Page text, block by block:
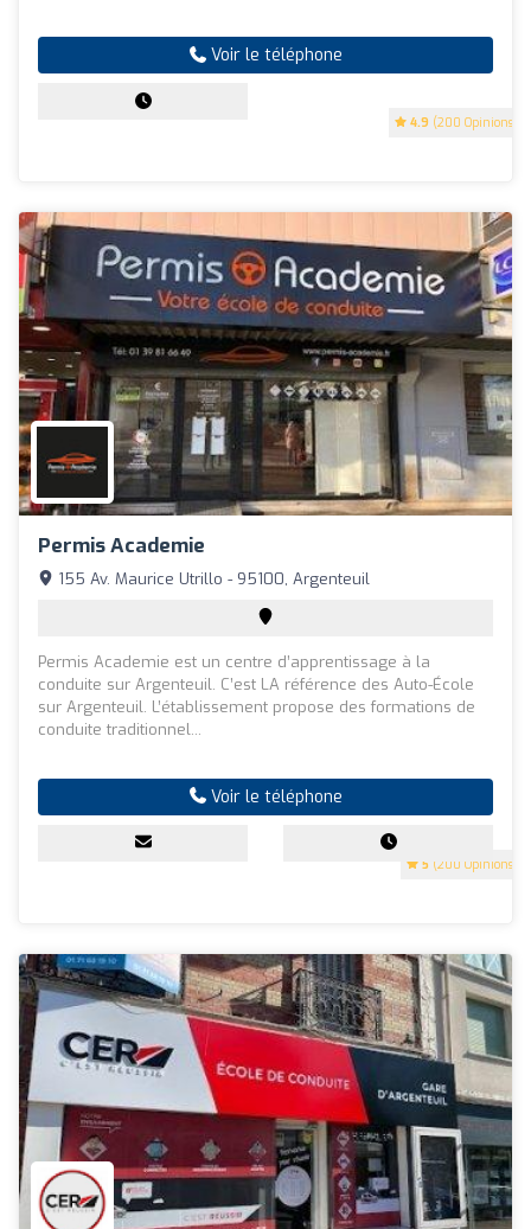
4.9 (200 Opinions)
Voir le téléphone
Permis Academie
5 (200 Opinions)
155 Av. Maurice Utrillo - 95100, Argenteuil
Permis Academie est un centre d’apprentissage à la
conduite sur Argenteuil. C’est LA référence des Auto-École
sur Argenteuil. L’établissement propose des formations de
conduite traditionnel...
Voir le téléphone